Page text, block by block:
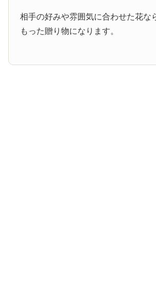
相手の好みや雰囲気に合わせた花な
もった贈り物になります。